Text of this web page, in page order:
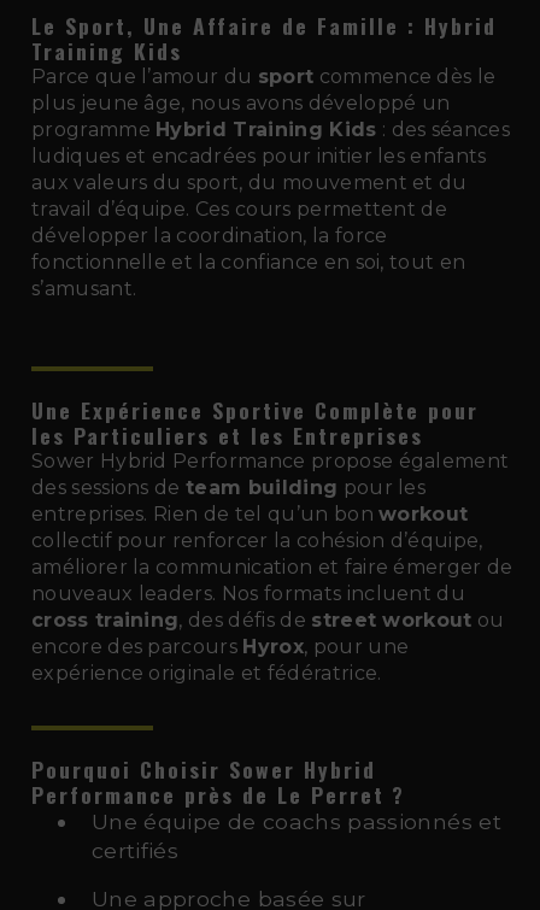
Le Sport, Une Affaire de Famille : Hybrid
Training Kids
Parce que l’amour du sport commence dès le
plus jeune âge, nous avons développé un
programme Hybrid Training Kids : des séances
ludiques et encadrées pour initier les enfants
aux valeurs du sport, du mouvement et du
travail d’équipe. Ces cours permettent de
développer la coordination, la force
fonctionnelle et la confiance en soi, tout en
s’amusant.
Une Expérience Sportive Complète pour
les Particuliers et les Entreprises
Sower Hybrid Performance propose également
des sessions deteam building pour les
entreprises. Rien de tel qu’un bonworkout
collectif pour renforcer la cohésion d’équipe,
améliorer la communication et faire émerger de
nouveaux leaders. Nos formats incluent du
cross training, des défis de street workout ou
encore des parcours Hyrox, pour une
expérience originale et fédératrice.
Pourquoi Choisir Sower Hybrid
Performance près de Le Perret ?
Une équipe de coachs passionnés et
certifiés
Une approche basée sur